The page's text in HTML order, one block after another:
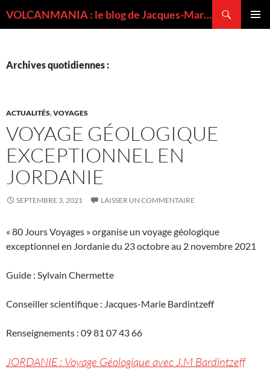
VOLCANMANIA : le blog de Jacques-Marie BARDINTZEFF, volcanologue
Archives quotidiennes :
ACTUALITÉS,VOYAGES
VOYAGE GÉOLOGIQUE
EXCEPTIONNEL EN
JORDANIE
SEPTEMBRE 3, 2021 LAISSER UN COMMENTAIRE
« 80 Jours Voyages » organise un voyage géologique
exceptionnel en Jordanie du 23 octobre au 2 novembre 2021
Guide : Sylvain Chermette
Conseiller scientifique : Jacques-Marie Bardintzeff
Renseignements : 09 81 07 43 66
JORDANIE : Voyage Géologique avec J.M Bardintzeff